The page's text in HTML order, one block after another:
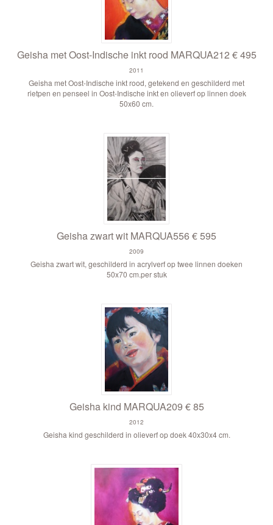
Geisha met Oost-Indische inkt rood MARQUA212 € 495
2011
Geisha met Oost-Indische inkt rood, getekend en geschilderd met
rietpen en penseel in Oost-Indische inkt en olieverf op linnen doek
50x60 cm.
Geisha zwart wit MARQUA556 € 595
2009
Geisha zwart wit, geschilderd in acrylverf op twee linnen doeken
50x70 cm.per stuk
Geisha kind MARQUA209 € 85
2012
Geisha kind geschilderd in olieverf op doek 40x30x4 cm.